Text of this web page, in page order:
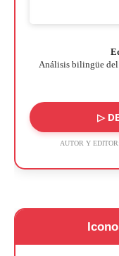
Análisis bilingüe
▷
AUTOR Y EDITOR: